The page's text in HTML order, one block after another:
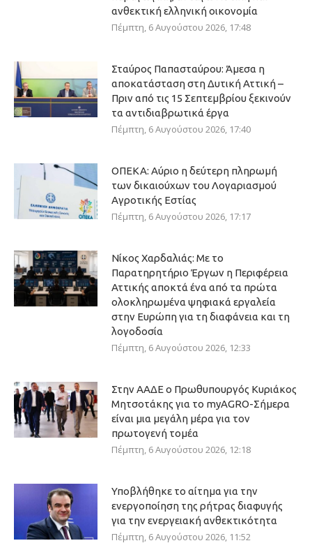
ανθεκτική ελληνική οικονομία
Πέμπτη, 6 Αυγούστου 2026, 17:48
Σταύρος Παπασταύρου: Άμεσα η
αποκατάσταση στη Δυτική Αττική –
Πριν από τις 15 Σεπτεμβρίου ξεκινούν
τα αντιδιαβρωτικά έργα
Πέμπτη, 6 Αυγούστου 2026, 17:40
ΟΠΕΚΑ: Αύριο η δεύτερη πληρωμή
των δικαιούχων του Λογαριασμού
Αγροτικής Εστίας
Πέμπτη, 6 Αυγούστου 2026, 17:17
Νίκος Χαρδαλιάς: Με το
Παρατηρητήριο Έργων η Περιφέρεια
Αττικής αποκτά ένα από τα πρώτα
ολοκληρωμένα ψηφιακά εργαλεία
στην Ευρώπη για τη διαφάνεια και τη
λογοδοσία
Πέμπτη, 6 Αυγούστου 2026, 12:33
Στην ΑΑΔΕ ο Πρωθυπουργός Κυριάκος
Μητσοτάκης για το myAGRO-Σήμερα
είναι μια μεγάλη μέρα για τον
πρωτογενή τομέα
Πέμπτη, 6 Αυγούστου 2026, 12:18
Υποβλήθηκε το αίτημα για την
ενεργοποίηση της ρήτρας διαφυγής
για την ενεργειακή ανθεκτικότητα
Πέμπτη, 6 Αυγούστου 2026, 11:52